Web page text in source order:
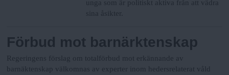
unga som är politiskt aktiva från att vädra
sina åsikter.
Förbud mot barnärktenskap
Regeringens förslag om totalförbud mot erkännande av
barnäktenskap välkomnas av experter inom hedersrelaterat våld